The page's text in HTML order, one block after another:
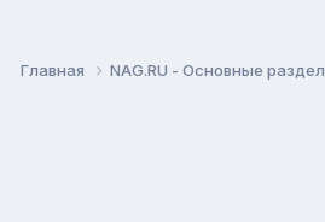
Главная NAG.RU - Основные